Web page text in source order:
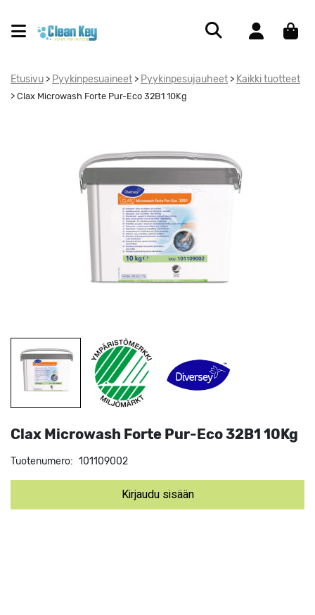
Etusivu > Pyykinpesuaineet > Pyykinpesujauheet > Kaikki tuotteet
> Clax Microwash Forte Pur-Eco 32B1 10Kg
Clax Microwash Forte Pur-Eco 32B1 10Kg
Tuotenumero: 101109002
Kirjaudu sisään